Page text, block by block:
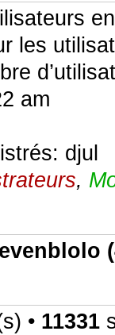
les
am
djul
,
• 11331